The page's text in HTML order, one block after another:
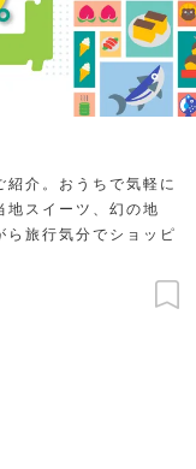
介。おうちで気軽に
地スイーツ、幻の地
旅行気分でショッピ